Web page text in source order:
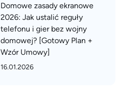
Domowe zasady ekranowe
2026: Jak ustalić reguły
telefonu i gier bez wojny
domowej? [Gotowy Plan +
Wzór Umowy]
16.01.2026